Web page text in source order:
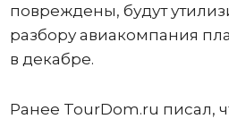
повреждены, будут
разбору авиакомпания
в декабре.
Ранее TourDom.ru писал,